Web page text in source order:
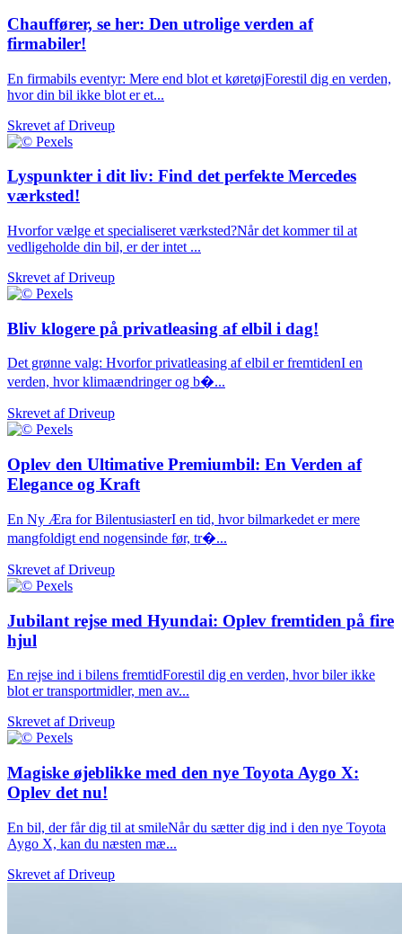
Chauffører, se her: Den utrolige verden af
firmabiler!
En firmabils eventyr: Mere end blot et køretøjForestil dig en verden,
hvor din bil ikke blot er et...
Skrevet afDriveup
Lyspunkter i dit liv: Find det perfekte Mercedes
værksted!
Hvorfor vælge et specialiseret værksted?Når det kommer til at
vedligeholde din bil, er der intet ...
Skrevet afDriveup
Bliv klogere på privatleasing af elbil i dag!
Det grønne valg: Hvorfor privatleasing af elbil er fremtidenI en
verden, hvor klimaændringer og b�...
Skrevet afDriveup
Oplev den Ultimative Premiumbil: En Verden af
Elegance og Kraft
En Ny Æra for BilentusiasterI en tid, hvor bilmarkedet er mere
mangfoldigt end nogensinde før, tr�...
Skrevet afDriveup
Jubilant rejse med Hyundai: Oplev fremtiden på fire
hjul
En rejse ind i bilens fremtidForestil dig en verden, hvor biler ikke
blot er transportmidler, men av...
Skrevet afDriveup
Magiske øjeblikke med den nye Toyota Aygo X:
Oplev det nu!
En bil, der får dig til at smileNår du sætter dig ind i den nye Toyota
Aygo X, kan du næsten mæ...
Skrevet afDriveup